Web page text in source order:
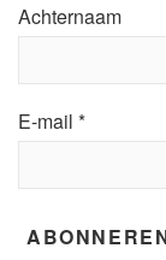
Achternaam
E-mail *